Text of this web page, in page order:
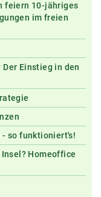
feiern 10-jähriges
im freien
Einstieg in den
so funktioniert's!
Homeoffice